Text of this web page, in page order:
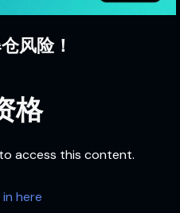
风险！
格
access this content.
here